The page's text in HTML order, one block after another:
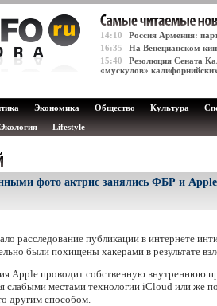
14:10
Россия Армения:
16:35
На Венецианском
15:40
Резолюция Сената
«мускулов»
Экономика Общество Культура
Экология Lifestyle
фото актрис занялись ФБР и Apple
расследование публикации в интернете
были похищены хакерами в результате
Apple проводит собственную внутреннюю
слабыми местами технологии iCloud или же
другим способом.